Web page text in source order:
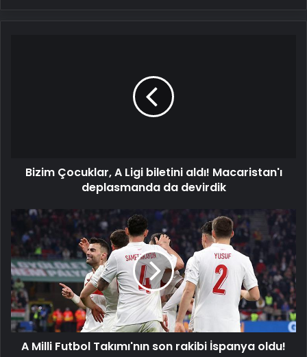
devirdik
Bizim Çocuklar, A Ligi biletini aldı! Macaristan'ı
deplasmanda da devirdik
Milli
Futbol
Takımı'nın
son
rakibi
İspanya
oldu!
A Milli Futbol Takımı'nın son rakibi İspanya oldu!